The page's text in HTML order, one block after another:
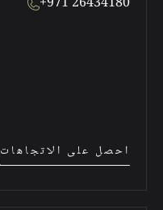
احصل على الاتجاهات